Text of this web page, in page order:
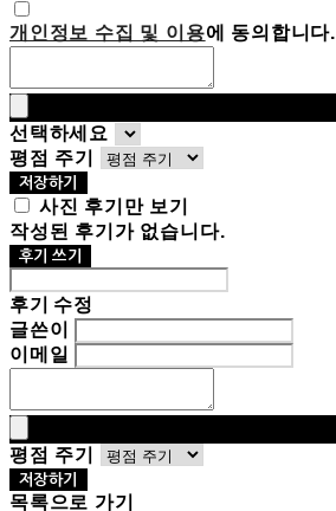
개인정보 수집 및 이용에 동의합니다.
선택하세요
평점 주기
저장하기
사진 후기만 보기
작성된 후기가 없습니다.
후기 쓰기
후기 수정
글쓴이
이메일
평점 주기
저장하기
목록으로 가기